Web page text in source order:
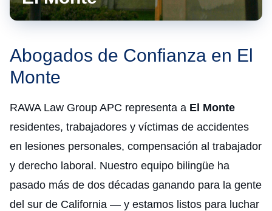
Abogados de Confianza en El
Monte
RAWA Law Group APC representa a El Monte
residentes, trabajadores y víctimas de accidentes
en lesiones personales, compensación al trabajador
y derecho laboral. Nuestro equipo bilingüe ha
pasado más de dos décadas ganando para la gente
del sur de California — y estamos listos para luchar